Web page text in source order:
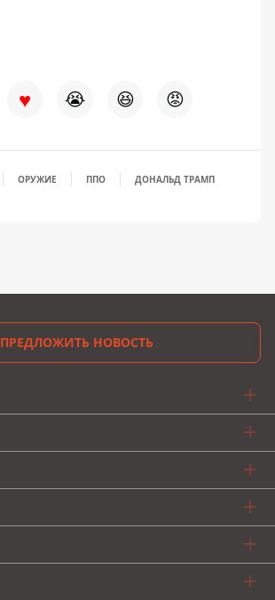
♥ 😭 😆 😡
ОРУЖИЕ ППО ДОНАЛЬД ТРАМП
ПРЕДЛОЖИТЬ НОВОСТЬ